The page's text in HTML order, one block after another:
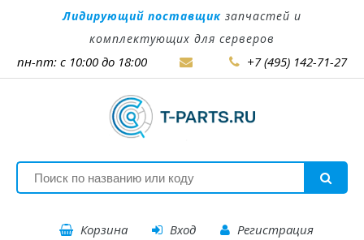
Лидирующий поставщик запчастей и
комплектующих для серверов
пн-пт: с 10:00 до 18:00 +7 (495) 142-71-27
Корзина Вход Регистрация